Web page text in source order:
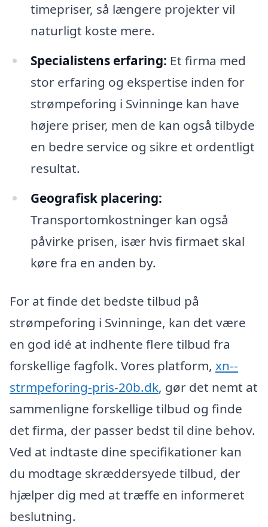
timepriser, så længere projekter vil
naturligt koste mere.
Specialistens erfaring: Et firma med
stor erfaring og ekspertise inden for
strømpeforing i Svinninge kan have
højere priser, men de kan også tilbyde
en bedre service og sikre et ordentligt
resultat.
Geografisk placering:
Transportomkostninger kan også
påvirke prisen, især hvis firmaet skal
køre fra en anden by.
For at finde det bedste tilbud på
strømpeforing i Svinninge, kan det være
en god idé at indhente flere tilbud fra
forskellige fagfolk. Vores platform, xn--
strmpeforing-pris-20b.dk, gør det nemt at
sammenligne forskellige tilbud og finde
det firma, der passer bedst til dine behov.
Ved at indtaste dine specifikationer kan
du modtage skræddersyede tilbud, der
hjælper dig med at træffe en informeret
beslutning.